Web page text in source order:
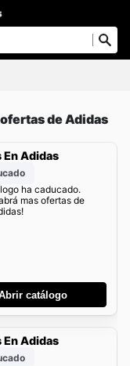
de Adidas
Adidas
ha caducado.
mas ofertas de
catálogo
Adidas